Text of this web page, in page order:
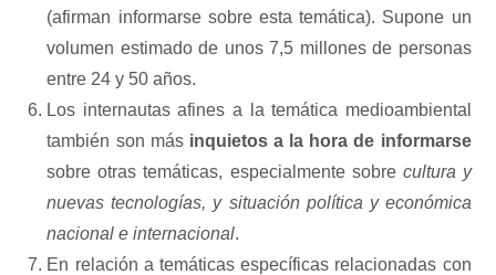
(afirman informarse sobre esta temática). Supone un
volumen estimado de unos 7,5 millones de personas
entre 24 y 50 años.
Los internautas afines a la temática medioambiental
también son másinquietos a la hora de informarse
sobre otras temáticas, especialmente sobre cultura y
nuevas tecnologías, y situación política y económica
nacional e internacional.
En relación a temáticas específicas relacionadas con